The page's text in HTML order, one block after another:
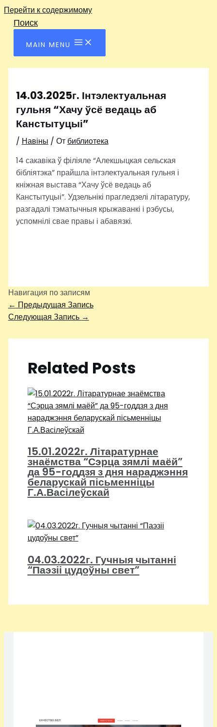
Перейти к содержимому
Поиск
MAIN MENU
14.03.2025г. Інтэлектуальная
гульня “Хачу ўсё ведаць аб
Канстытуцыі”
/ Навіны / От библиотека
14 сакавіка ў філіяле “Алекшыцкая сельская
бібліятэка” прайшла інтэлектуальная гульня і
кніжная выстава “Хачу ўсё ведаць аб
Канстытуцыі”. Удзельнікі прагледзелі літаратуру,
разгадалі тэматычныя крыжаванкі і рэбусы,
успомнілі свае правы і абавязкі.
Навигация по записям
← Предыдущая Запись
Следующая Запись →
Related Posts
15.01.2022г. Літаратурнае
знаёмства “Сэрца зямлі маёй”
да 95-годдзя з дня нараджэння
беларускай пісьменніцы
Г.А.Васілеўскай
04.03.2022г. Гучныя чытанні
“Паэзіі цудоўны свет”